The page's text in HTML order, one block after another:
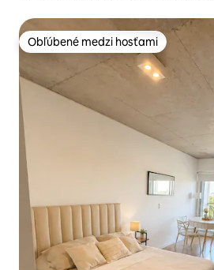
Obľúbené medzi hosťami
Obľúbené medzi hosťami